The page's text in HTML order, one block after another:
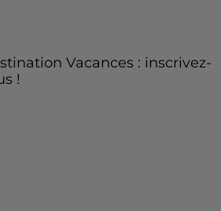
Vacances : inscrivez-
!